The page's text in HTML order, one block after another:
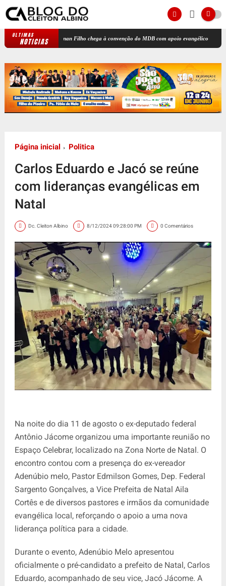
ULTIMAS
NOTICIAS
Renan Filho chega à convenção do MDB com apoio evangélico Pastor
Página inicial Politica
Carlos Eduardo e Jacó se reúne
com lideranças evangélicas em
Natal
Dc. Cleiton Albino 8/12/2024 09:28:00 PM 0 Comentários
Na noite do dia 11 de agosto o ex-deputado federal
Antônio Jácome organizou uma importante reunião no
Espaço Celebrar, localizado na Zona Norte de Natal. O
encontro contou com a presença do ex-vereador
Adenúbio melo, Pastor Edmilson Gomes, Dep. Federal
Sargento Gonçalves, a Vice Prefeita de Natal Aila
Cortês e de diversos pastores e irmãos da comunidade
evangélica local, reforçando o apoio a uma nova
liderança política para a cidade.
Durante o evento, Adenúbio Melo apresentou
oficialmente o pré-candidato a prefeito de Natal, Carlos
Eduardo, acompanhado de seu vice, Jacó Jácome. A